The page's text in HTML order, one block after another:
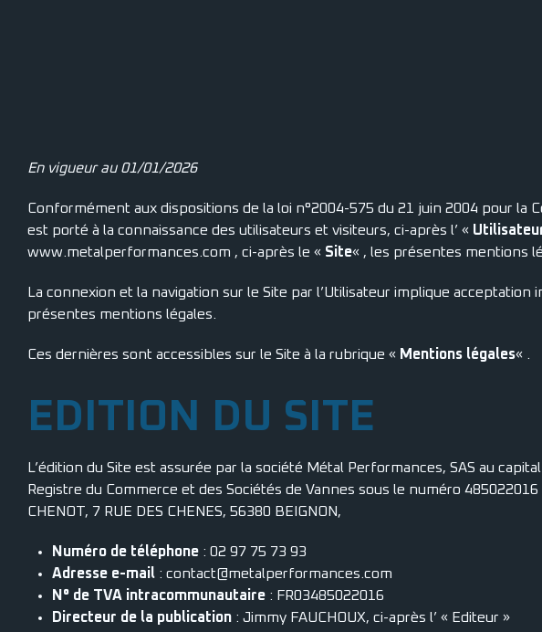
En vigueur au 01/01/2026
Conformément aux dispositions de la loi n°2004-575 du 21 juin 2004 pour la
est porté à la connaissance des utilisateurs et visiteurs, ci-après l’ «
www.metalperformances.com , ci-après le « Site« , les présentes mentions
La connexion et la navigation sur le Site par l’Utilisateur implique acceptation
présentes mentions légales.
Ces dernières sont accessibles sur le Site à la rubrique « Mentions légales« .
EDITION DU SITE
L’édition du Site est assurée par la société Métal Performances, SAS au
Registre du Commerce et des Sociétés de Vannes sous le numéro
CHENOT, 7 RUE DES CHENES, 56380 BEIGNON,
Numéro de téléphone : 02 97 75 73 93
Adresse e-mail : contact@metalperformances.com
N° de TVA intracommunautaire : FR03485022016
Directeur de la publication : Jimmy FAUCHOUX, ci-après l’ « Editeur »